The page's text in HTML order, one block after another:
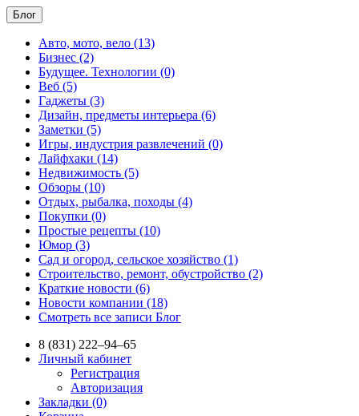
Блог
Авто, мото, вело (13)
Бизнес (2)
Будущее. Технологии (0)
Веб (5)
Гаджеты (3)
Дизайн, предметы интерьера (6)
Заметки (5)
Игры, индустрия развлечений (0)
Лайфхаки (14)
Недвижимость (5)
Обзоры (10)
Отдых, рыбалка, походы (4)
Покупки (0)
Простые рецепты (10)
Юмор (3)
Сад и огород, сельское хозяйство (1)
Строительство, ремонт, обустройство (2)
Краткие новости (6)
Новости компании (18)
Смотреть все записи Блог
8 (831) 222–94–65
Личный кабинет
Регистрация
Авторизация
Закладки (0)